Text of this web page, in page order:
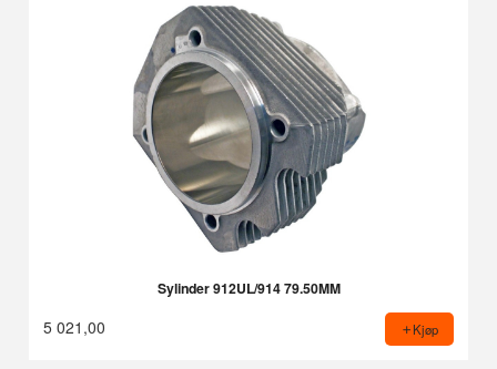
Sylinder 912UL/914 79.50MM
5 021,00 Kjøp